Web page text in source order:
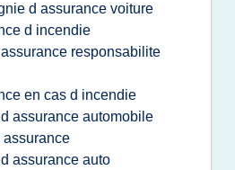
d assurance voiture
d incendie
responsabilite
en cas d incendie
assurance automobile
assurance
assurance auto